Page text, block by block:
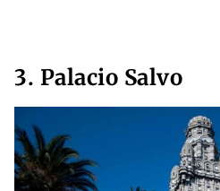
3. Palacio Salvo